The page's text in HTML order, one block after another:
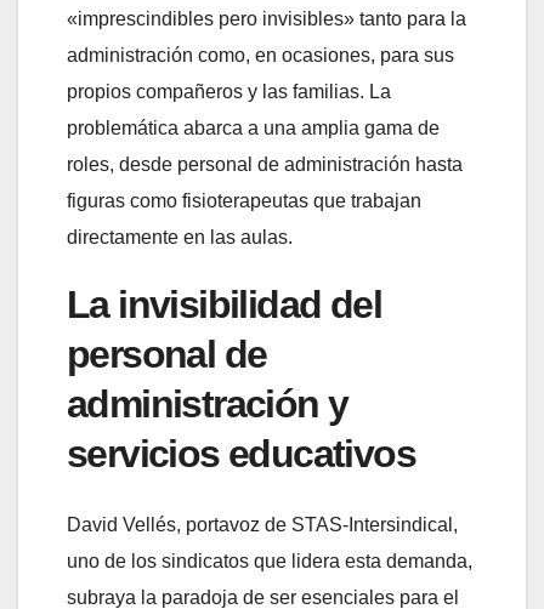
«imprescindibles pero invisibles» tanto para la
administración como, en ocasiones, para sus
propios compañeros y las familias. La
problemática abarca a una amplia gama de
roles, desde personal de administración hasta
figuras como fisioterapeutas que trabajan
directamente en las aulas.
La invisibilidad del
personal de
administración y
servicios educativos
David Vellés, portavoz de STAS-Intersindical,
uno de los sindicatos que lidera esta demanda,
subraya la paradoja de ser esenciales para el